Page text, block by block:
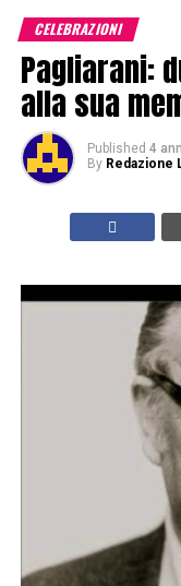
CELEBRAZIONI
Pagliarani:
alla sua
Published 4
By Redazione